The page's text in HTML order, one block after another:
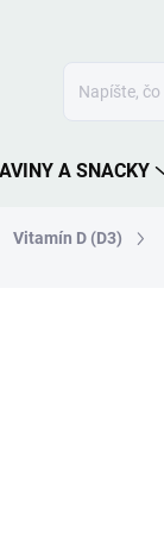
A SNACKY
Vitamín D (D3)